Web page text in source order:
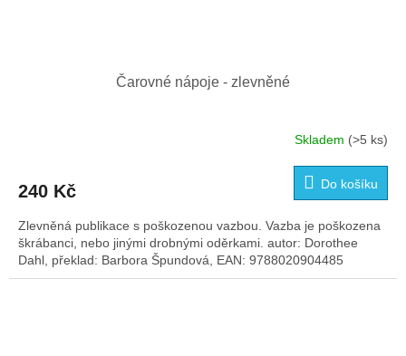
Čarovné nápoje - zlevněné
Skladem (>5 ks)
240 Kč Do košíku
Zlevněná publikace s poškozenou vazbou. Vazba je poškozena
škrábanci, nebo jinými drobnými oděrkami. autor: Dorothee
Dahl, překlad: Barbora Špundová, EAN: 9788020904485